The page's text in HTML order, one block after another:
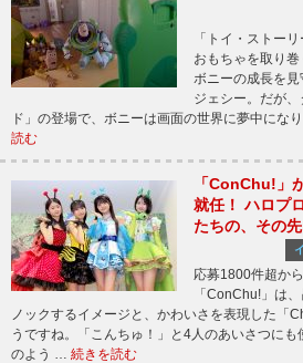
「トイ・ストー
おもちゃを取り
ボニーの成長を
ジェシー。だが
ド」の登場で、ボニーは画面の世界に夢中にな
読む
「ConChu!」
就任！ ハロプ
たちの、その
応募1800件超か
「ConChu!」は
ノックするイメージと、かわいさを表現した「
うですね。「こんちゅ！」と4人のあいさつに
のよう … 続きを読む